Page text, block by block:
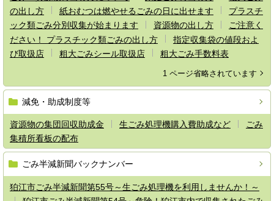
の出し方
紙おむつは燃やせるごみの日に出せます
プラスチ
ック類ごみ分別収集が始まります
資源物の出し方
ご注意く
ださい！ プラスチック類ごみの出し方
指定収集袋の値段およ
び取扱店
粗大ごみシール取扱店 粗大ごみ手数料表
1 ページ省略されています
減免・助成制度等
資源物の集団回収助成金 生ごみ処理機購入費助成など
ごみ
集積所看板の配布
ごみ半減新聞バックナンバー
狛江市ごみ半減新聞第55号～生ごみ処理機を利用しませんか！～